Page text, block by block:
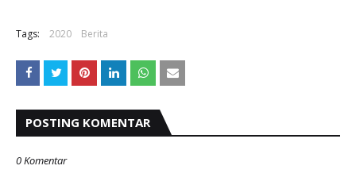
Tags: 2020 Berita
POSTING KOMENTAR
0 Komentar